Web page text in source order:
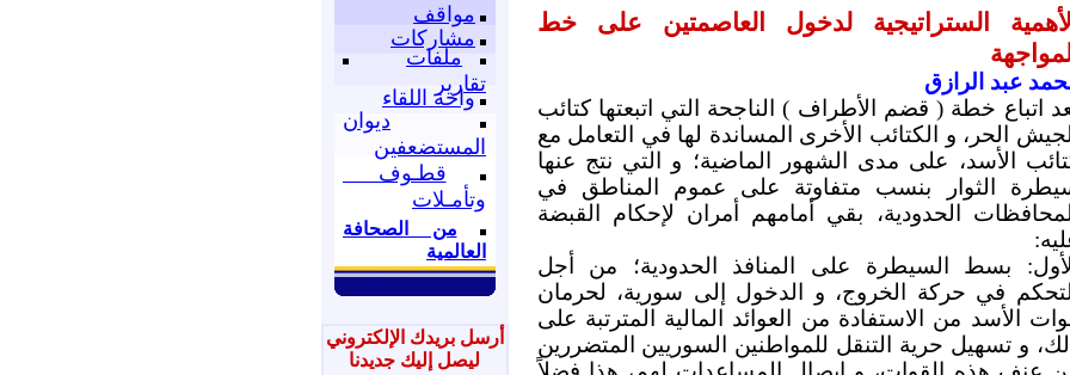
مواقف
مشاركات
ملفات
تقارير
واحة اللقاء
ديوان
المستضعفين
قطـوف
وتأمـلات
من الصحافة
العالمية
أرسل بريدك الإلكتروني
ليصل إليك جديدنا
الأهمية الستراتيجية لدخول العاصمتين على خط
عبد الرازق
اتباع خطة ( قضم الأطراف ) الناجحة التي اتبعتها كتائب
الجيش الحر، و الكتائب الأخرى المساندة لها في التعامل مع
الأسد، على مدى الشهور الماضية؛ و التي نتج عنها
الثوار بنسب متفاوتة على عموم المناطق في
المحافظات الحدودية، بقي أمامهم أمران لإحكام القبضة
الأول: بسط السيطرة على المنافذ الحدودية؛ من أجل
التحكم في حركة الخروج، و الدخول إلى سورية، لحرمان
الأسد من الاستفادة من العوائد المالية المترتبة على
و تسهيل حرية التنقل للمواطنين السوريين المتضررين